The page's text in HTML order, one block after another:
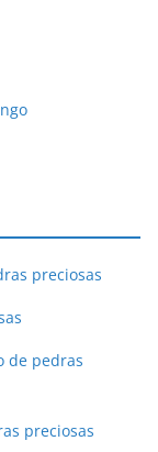
preciosas
de pedras
preciosas